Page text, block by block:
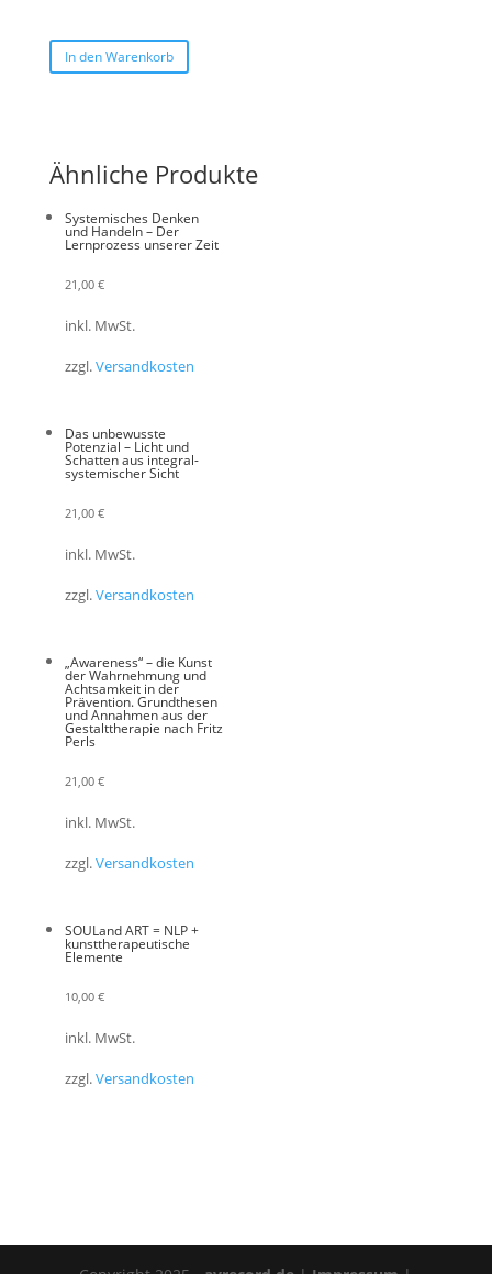
In den Warenkorb
Ähnliche Produkte
Systemisches Denken
und Handeln – Der
Lernprozess unserer Zeit
21,00 €
inkl. MwSt.
zzgl.Versandkosten
Das unbewusste
Potenzial – Licht und
Schatten aus integral-
systemischer Sicht
21,00 €
inkl. MwSt.
zzgl.Versandkosten
„Awareness“ – die Kunst
der Wahrnehmung und
Achtsamkeit in der
Prävention. Grundthesen
und Annahmen aus der
Gestalttherapie nach Fritz
Perls
21,00 €
inkl. MwSt.
zzgl.Versandkosten
SOULand ART = NLP +
kunsttherapeutische
Elemente
10,00 €
inkl. MwSt.
zzgl.Versandkosten